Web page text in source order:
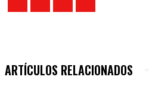
ARTÍCULOS RELACIONADOS